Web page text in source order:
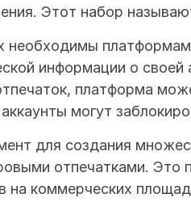
Этот набор
необходимы
информации о своей
платформа
могут
для создания
отпечатками. Это
на коммерческих